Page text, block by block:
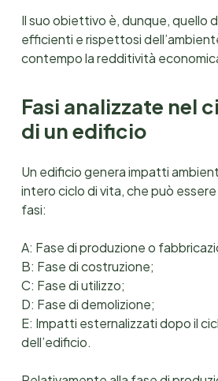
Il suo obiettivo è, dunque, quello
efficienti e rispettosi
contempo la redditività
Fasi analizzate nel
di un edificio
Un edificio genera impatti
intero ciclo di vita, che può
fasi:
A: Fase di produzione o
B: Fase di costruzione;
C: Fase di utilizzo;
D: Fase di demolizione;
E: Impatti esternalizzati dopo il
dell’edificio.